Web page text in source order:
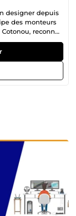
designer depuis
des monteurs
reconnu
Contenu et des
vidéos
et vidéos
services sur
entreprises et
contenu, une
franchir le pas.